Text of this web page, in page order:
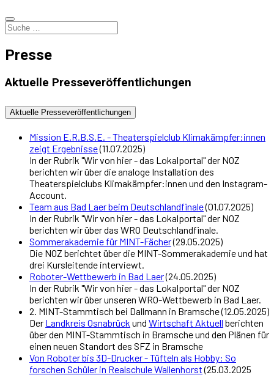
Presse
Aktuelle Presseveröffentlichungen
Aktuelle Presseveröffentlichungen
Mission E.R.B.S.E. - Theaterspielclub Klimakämpfer:innen
zeigt Ergebnisse(11.07.2025)
In der Rubrik "Wir von hier - das Lokalportal" der NOZ
berichten wir über die analoge Installation des
Theaterspielclubs Klimakämpfer:innen und den Instagram-
Account.
Team aus Bad Laer beim Deutschlandfinale(01.07.2025)
In der Rubrik "Wir von hier - das Lokalportal" der NOZ
berichten wir über das WRO Deutschlandfinale.
Sommerakademie für MINT-Fächer(29.05.2025)
Die NOZ berichtet über die MINT-Sommerakademie und hat
drei Kursleitende interviewt.
Roboter-Wettbewerb in Bad Laer(24.05.2025)
In der Rubrik "Wir von hier - das Lokalportal" der NOZ
berichten wir über unseren WRO-Wettbewerb in Bad Laer.
2. MINT-Stammtisch bei Dallmann in Bramsche (12.05.2025)
Der Landkreis Osnabrück und Wirtschaft Aktuell berichten
über den MINT-Stammtisch in Bramsche und den Plänen für
einen neuen Standort des SFZ in Bramsche
Von Roboter bis 3D-Drucker - Tüfteln als Hobby: So
forschen Schüler in Realschule Wallenhorst(25.03.2025